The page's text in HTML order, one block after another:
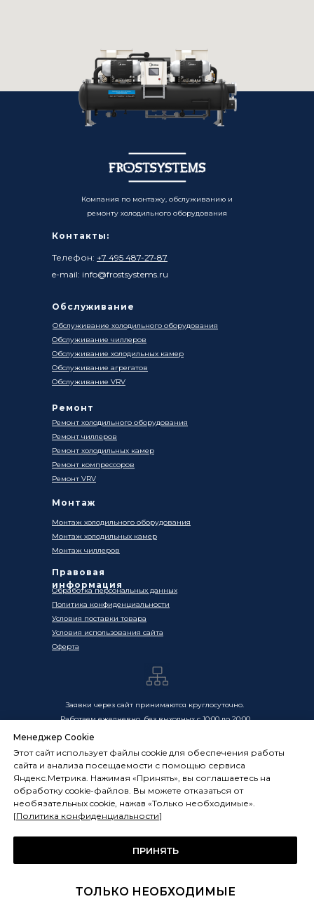
Контакты:
Телефон: +7 495 487-27-87
e-mail: info@frostsystems.ru
Ремонт
Цены, указанные на сайте, носят информационный
характер и не являются публичной офертой в смысле
ст. 437 ГК РФ. Окончательная стоимость товаров и услуг
определяется индивидуально и фиксируется в
Спецификации. Условия оказания услуг определяются
публичной офертой, размещённой по адресу:
Заявки через сайт принимаются круглосуточно.
Работаем ежедневно, без выходных с 10:00 до 20:00
Обработка персональных данных
Политика конфиденциальности
Условия поставки товара
Оферта
Условия использования сайта
Компания по монтажу, обслуживанию и
ремонту холодильного оборудования
Ремонт холодильного оборудования
Ремонт чиллеров
Ремонт холодильных камер
Ремонт компрессоров
Ремонт VRV
Монтаж
Правовая
информация
Монтаж холодильного оборудования
Монтаж чиллеров
Монтаж холодильных камер
Обслуживание
Обслуживание холодильного оборудования
Обслуживание чиллеров
Обслуживание холодильных камер
Обслуживание агрегатов
Обслуживание VRV
Менеджер Cookie
Этот сайт использует файлы cookie для обеспечения работы
сайта и анализа посещаемости с помощью сервиса
Яндекс.Метрика. Нажимая «Принять», вы соглашаетесь на
обработку cookie-файлов. Вы можете отказаться от
необязательных cookie, нажав «Только необходимые».
[Политика конфиденциальности]
ПРИНЯТЬ
ТОЛЬКО НЕОБХОДИМЫЕ